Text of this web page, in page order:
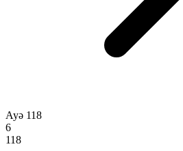
Ayə 118
6
118